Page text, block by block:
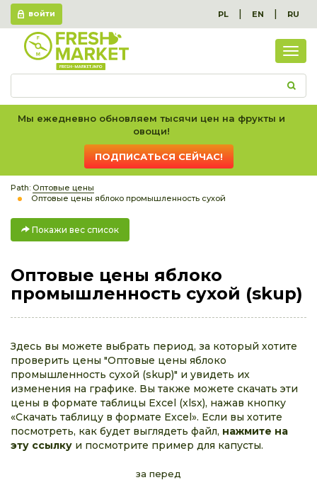
ВОЙТИ PL | EN | RU
вес
Мы ежедневно обновляем тысячи цен на фрукты и
овощи!
ПОДПИСАТЬСЯ СЕЙЧАС!
Path: Оптовые цены
Оптовые цены яблоко промышленность сухой
Покажи вес список
Оптовые цены яблоко
промышленность сухой (skup)
Здесь вы можете выбрать период, за который хотите
проверить цены "Оптовые цены яблоко
промышленность сухой (skup)" и увидеть их
изменения на графике. Вы также можете скачать эти
цены в формате таблицы Excel (xlsx), нажав кнопку
«Скачать таблицу в формате Excel». Если вы хотите
посмотреть, как будет выглядеть файл, нажмите на
эту ссылку и посмотрите пример для капусты.
за перед